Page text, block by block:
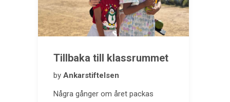
Tillbaka till klassrummet
by Ankarstiftelsen
Några gånger om året packas